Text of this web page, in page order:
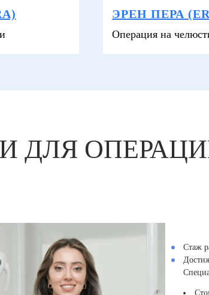
ЭРЕН ПЕРА
Операция на
ДЛЯ
Стаж